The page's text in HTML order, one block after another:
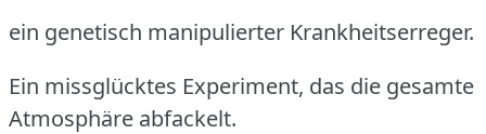
ein genetisch manipulierter Krankheitserreger.
Ein missglücktes Experiment, das die gesamte
Atmosphäre abfackelt.